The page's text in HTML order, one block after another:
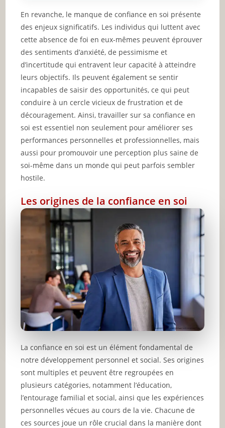
En revanche, le manque de confiance en soi présente
des enjeux significatifs. Les individus qui luttent avec
cette absence de foi en eux-mêmes peuvent éprouver
des sentiments d’anxiété, de pessimisme et
d’incertitude qui entravent leur capacité à atteindre
leurs objectifs. Ils peuvent également se sentir
incapables de saisir des opportunités, ce qui peut
conduire à un cercle vicieux de frustration et de
découragement. Ainsi, travailler sur sa confiance en
soi est essentiel non seulement pour améliorer ses
performances personnelles et professionnelles, mais
aussi pour promouvoir une perception plus saine de
soi-même dans un monde qui peut parfois sembler
hostile.
Les origines de la confiance en soi
La confiance en soi est un élément fondamental de
notre développement personnel et social. Ses origines
sont multiples et peuvent être regroupées en
plusieurs catégories, notamment l’éducation,
l’entourage familial et social, ainsi que les expériences
personnelles vécues au cours de la vie. Chacune de
ces sources joue un rôle crucial dans la manière dont